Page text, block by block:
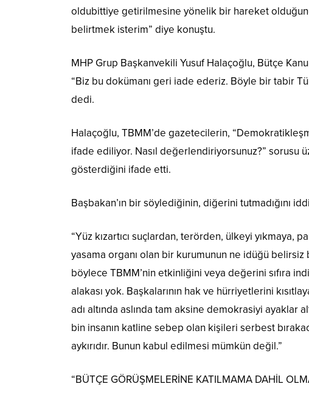
oldubittiye getirilmesine yönelik bir hareket
belirtmek isterim” diye konuştu.
MHP Grup Başkanvekili Yusuf Halaçoğlu, Bütçe
“Biz bu dokümanı geri iade ederiz. Böyle bir tabir
dedi.
Halaçoğlu, TBMM’de gazetecilerin,
ifade ediliyor. Nasıl değerlendiriyorsunuz?” sorusu
gösterdiğini ifade etti.
Başbakan’ın bir söylediğinin, diğerini tutmadığını
“Yüz kızartıcı suçlardan, terörden, ülkeyi yıkmaya,
yasama organı olan bir kurumunun ne idüğü
böylece TBMM’nin etkinliğini veya değerini sıfıra
alakası yok. Başkalarının hak ve hürriyetlerini
adı altında aslında tam aksine demokrasiyi ayaklar
bin insanın katline sebep olan kişileri serbest
aykırıdır. Bunun kabul edilmesi mümkün değil.”
“BÜTÇE GÖRÜŞMELERİNE KATILMAMA DAHİL